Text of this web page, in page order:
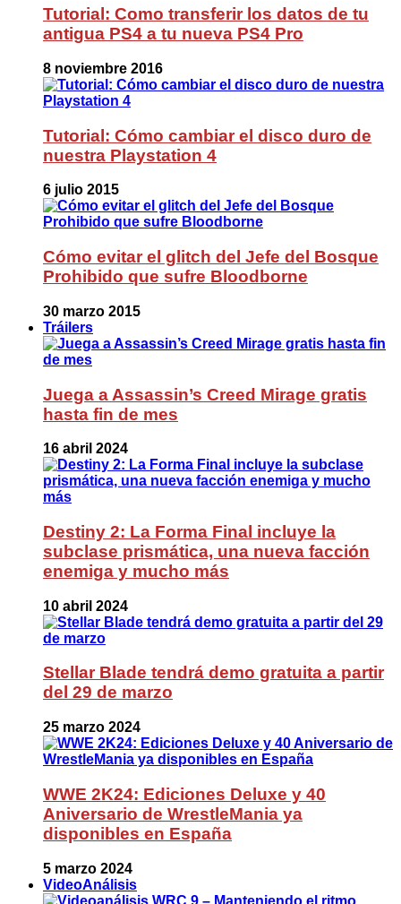
Tutorial: Como transferir los datos de tu
antigua PS4 a tu nueva PS4 Pro
8 noviembre 2016
Tutorial: Cómo cambiar el disco duro de
nuestra Playstation 4
6 julio 2015
Cómo evitar el glitch del Jefe del Bosque
Prohibido que sufre Bloodborne
30 marzo 2015
Tráilers
Juega a Assassin’s Creed Mirage gratis
hasta fin de mes
16 abril 2024
Destiny 2: La Forma Final incluye la
subclase prismática, una nueva facción
enemiga y mucho más
10 abril 2024
Stellar Blade tendrá demo gratuita a partir
del 29 de marzo
25 marzo 2024
WWE 2K24: Ediciones Deluxe y 40
Aniversario de WrestleMania ya
disponibles en España
5 marzo 2024
VideoAnálisis